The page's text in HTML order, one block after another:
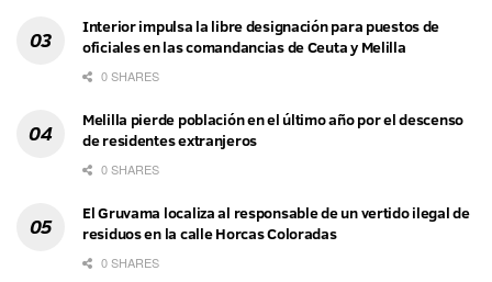
Interior impulsa la libre designación para puestos de
oficiales en las comandancias de Ceuta y Melilla
0 SHARES
Melilla pierde población en el último año por el descenso
de residentes extranjeros
0 SHARES
El Gruvama localiza al responsable de un vertido ilegal de
residuos en la calle Horcas Coloradas
0 SHARES